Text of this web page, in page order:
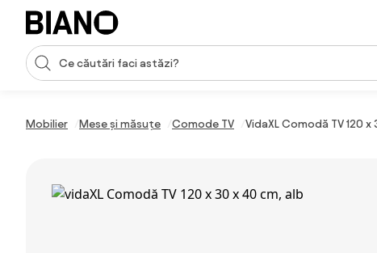
Sari peste navigare, accesează conținutul
Introducerea căutării
Mobilier Mese și măsuțe Comode TV VidaXL Comodă TV 120